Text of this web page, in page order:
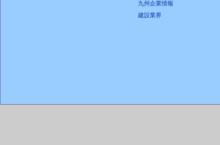
九州企業情報
建設業界